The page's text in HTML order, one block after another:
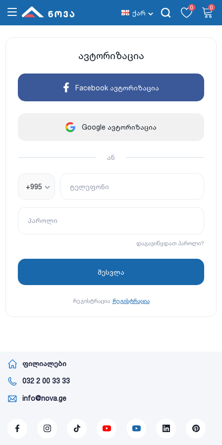
ქარ
0 0
ავტორიზაცია
Facebook ავტორიზაცია
Google ავტორიზაცია
ან
+995 ტელეფონი
პაროლი
დაგავიწყდათ პაროლი?
რეგისტრაცია რეგისტრაცია
ფილიალები
032 2 00 33 33
info@nova.ge